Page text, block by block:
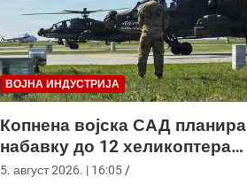
ВОЈНА ИНДУСТРИЈА
Копнена војска САД планира
набавку до 12 хеликоптера
АХ-64Е Апацхе од Боеинг
5. август 2026. | 16:05